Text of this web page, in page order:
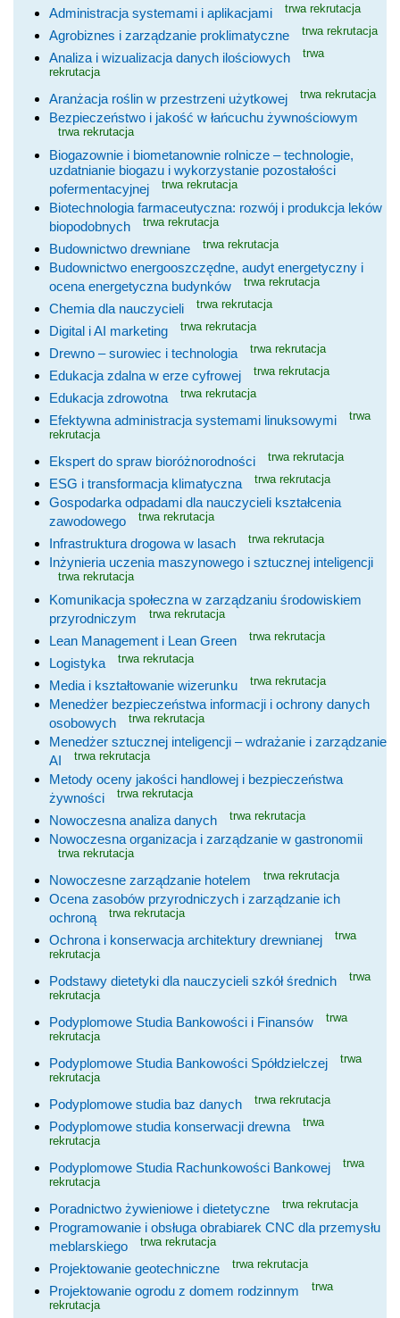
Administracja systemami i aplikacjami trwa rekrutacja
Agrobiznes i zarządzanie proklimatyczne trwa rekrutacja
Analiza i wizualizacja danych ilościowych
trwa
rekrutacja
Aranżacja roślin w przestrzeni użytkowej trwa rekrutacja
Bezpieczeństwo i jakość w łańcuchu żywnościowym
trwa rekrutacja
Biogazownie i biometanownie rolnicze – technologie,
uzdatnianie biogazu i wykorzystanie pozostałości
pofermentacyjnej
trwa rekrutacja
Biotechnologia farmaceutyczna: rozwój i produkcja leków
biopodobnych
trwa rekrutacja
Budownictwo drewniane trwa rekrutacja
Budownictwo energooszczędne, audyt energetyczny i
ocena energetyczna budynków
trwa rekrutacja
Chemia dla nauczycieli trwa rekrutacja
Digital i AI marketing trwa rekrutacja
Drewno – surowiec i technologia trwa rekrutacja
Edukacja zdalna w erze cyfrowej trwa rekrutacja
Edukacja zdrowotna trwa rekrutacja
Efektywna administracja systemami linuksowymi
trwa
rekrutacja
Ekspert do spraw bioróżnorodności trwa rekrutacja
ESG i transformacja klimatyczna trwa rekrutacja
Gospodarka odpadami dla nauczycieli kształcenia
zawodowego
trwa rekrutacja
Infrastruktura drogowa w lasach trwa rekrutacja
Inżynieria uczenia maszynowego i sztucznej inteligencji
trwa rekrutacja
Komunikacja społeczna w zarządzaniu środowiskiem
przyrodniczym
trwa rekrutacja
Lean Management i Lean Green trwa rekrutacja
Logistyka trwa rekrutacja
Media i kształtowanie wizerunku trwa rekrutacja
Menedżer bezpieczeństwa informacji i ochrony danych
osobowych
trwa rekrutacja
Menedżer sztucznej inteligencji – wdrażanie i zarządzanie
AI
trwa rekrutacja
Metody oceny jakości handlowej i bezpieczeństwa
żywności
trwa rekrutacja
Nowoczesna analiza danych trwa rekrutacja
Nowoczesna organizacja i zarządzanie w gastronomii
trwa rekrutacja
Nowoczesne zarządzanie hotelem trwa rekrutacja
Ocena zasobów przyrodniczych i zarządzanie ich
ochroną
trwa rekrutacja
Ochrona i konserwacja architektury drewnianej
trwa
rekrutacja
Podstawy dietetyki dla nauczycieli szkół średnich
trwa
rekrutacja
Podyplomowe Studia Bankowości i Finansów
trwa
rekrutacja
Podyplomowe Studia Bankowości Spółdzielczej
trwa
rekrutacja
Podyplomowe studia baz danych trwa rekrutacja
Podyplomowe studia konserwacji drewna
trwa
rekrutacja
Podyplomowe Studia Rachunkowości Bankowej
trwa
rekrutacja
Poradnictwo żywieniowe i dietetyczne trwa rekrutacja
Programowanie i obsługa obrabiarek CNC dla przemysłu
meblarskiego
trwa rekrutacja
Projektowanie geotechniczne trwa rekrutacja
Projektowanie ogrodu z domem rodzinnym
trwa
rekrutacja